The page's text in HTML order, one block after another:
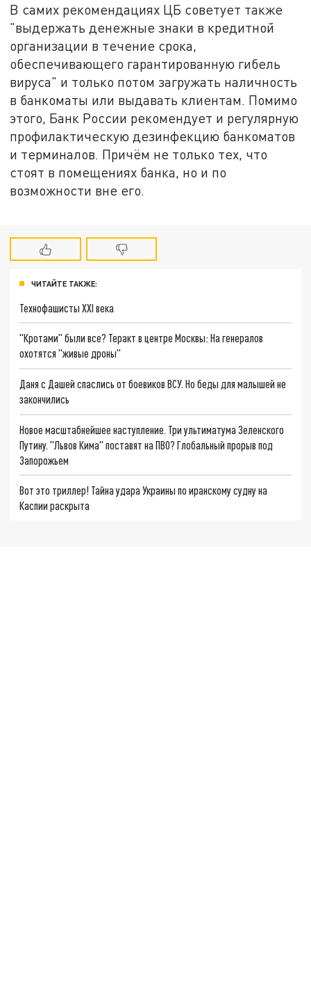
В самих рекомендациях ЦБ советует также
"выдержать денежные знаки в кредитной
организации в течение срока,
обеспечивающего гарантированную гибель
вируса" и только потом загружать наличность
в банкоматы или выдавать клиентам. Помимо
этого, Банк России рекомендует и регулярную
профилактическую дезинфекцию банкоматов
и терминалов. Причём не только тех, что
стоят в помещениях банка, но и по
возможности вне его.
ЧИТАЙТЕ ТАКЖЕ:
Технофашисты XXI века
"Кротами" были все? Теракт в центре Москвы: На генералов
охотятся "живые дроны"
Даня с Дашей спаслись от боевиков ВСУ. Но беды для малышей не
закончились
Новое масштабнейшее наступление. Три ультиматума Зеленского
Путину. "Львов Кима" поставят на ПВО? Глобальный прорыв под
Запорожьем
Вот это триллер! Тайна удара Украины по иранскому судну на
Каспии раскрыта